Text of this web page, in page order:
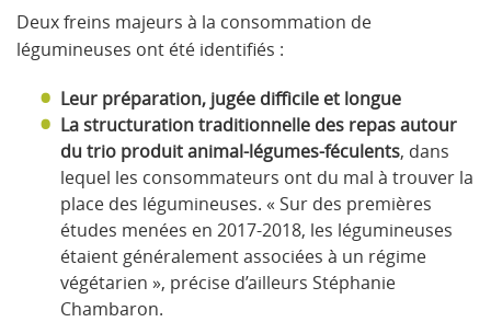
Deux freins majeurs à la consommation de
légumineuses ont été identifiés :
Leur préparation, jugée difficile et longue
La structuration traditionnelle des repas autour
du trio produit animal-légumes-féculents, dans
lequel les consommateurs ont du mal à trouver la
place des légumineuses. « Sur des premières
études menées en 2017-2018, les légumineuses
étaient généralement associées à un régime
végétarien », précise d’ailleurs Stéphanie
Chambaron.